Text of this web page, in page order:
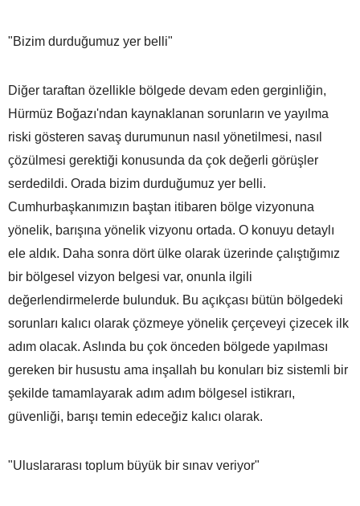
"Bizim durduğumuz yer belli"
Diğer taraftan özellikle bölgede devam eden gerginliğin,
Hürmüz Boğazı'ndan kaynaklanan sorunların ve yayılma
riski gösteren savaş durumunun nasıl yönetilmesi, nasıl
çözülmesi gerektiği konusunda da çok değerli görüşler
serdedildi. Orada bizim durduğumuz yer belli.
Cumhurbaşkanımızın baştan itibaren bölge vizyonuna
yönelik, barışına yönelik vizyonu ortada. O konuyu detaylı
ele aldık. Daha sonra dört ülke olarak üzerinde çalıştığımız
bir bölgesel vizyon belgesi var, onunla ilgili
değerlendirmelerde bulunduk. Bu açıkçası bütün bölgedeki
sorunları kalıcı olarak çözmeye yönelik çerçeveyi çizecek ilk
adım olacak. Aslında bu çok önceden bölgede yapılması
gereken bir husustu ama inşallah bu konuları biz sistemli bir
şekilde tamamlayarak adım adım bölgesel istikrarı,
güvenliği, barışı temin edeceğiz kalıcı olarak.
"Uluslararası toplum büyük bir sınav veriyor"